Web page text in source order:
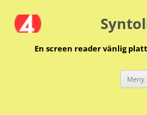
till
innehåll
En screen reader vänlig
Meny